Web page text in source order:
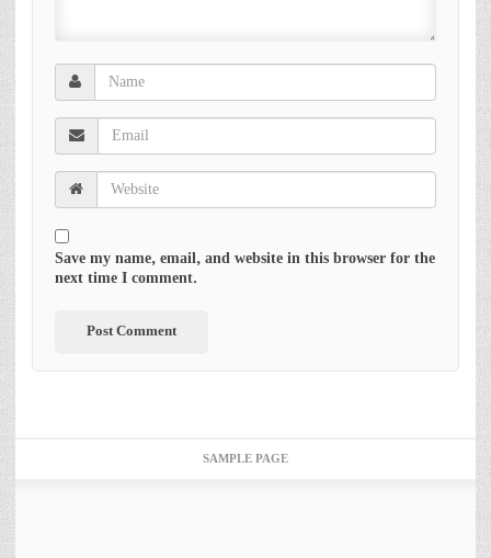
Save my name, email, and website in this browser for the
next time I comment.
SAMPLE PAGE